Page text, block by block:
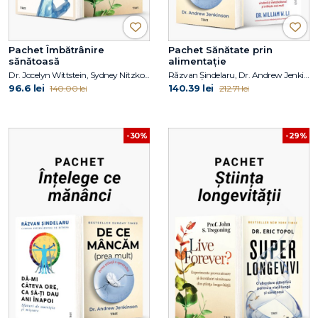
Pachet Îmbătrânire
sănătoasă
Dr. Jocelyn Wittstein, Sydney Nitzkorski, Prof. John S. Tregoning
96.6 lei 140.00 lei
Pachet Sănătate prin
alimentație
Răzvan Șindelaru, Dr. Andrew Jenkinson, Dr. William W. Li
140.39 lei 212.71 lei
-30% -29%